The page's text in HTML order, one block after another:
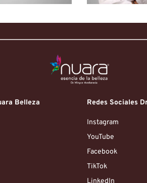
Belleza Redes Sociales
Instagram
YouTube
Facebook
TikTok